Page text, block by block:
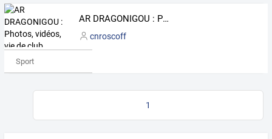
AR DRAGONIGOU : Photos, vidéos, vie de club
cnroscoff
Sport
1